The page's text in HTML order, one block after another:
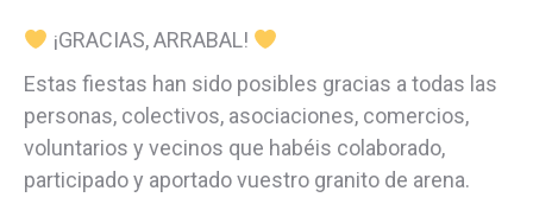
¡GRACIAS, ARRABAL!
Estas fiestas han sido posibles gracias a todas las
personas, colectivos, asociaciones, comercios,
voluntarios y vecinos que habéis colaborado,
participado y aportado vuestro granito de arena.